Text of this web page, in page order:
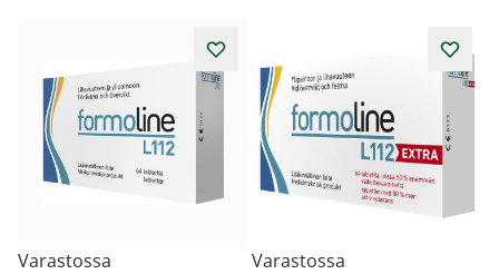
Varastossa
Varastossa